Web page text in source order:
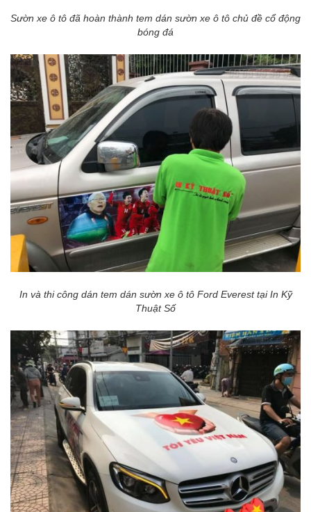
Sườn xe ô tô đã hoàn thành tem dán sườn xe ô tô chủ đề cổ động
bóng đá
In và thi công dán tem dán sườn xe ô tô Ford Everest tại In Kỹ
Thuật Số